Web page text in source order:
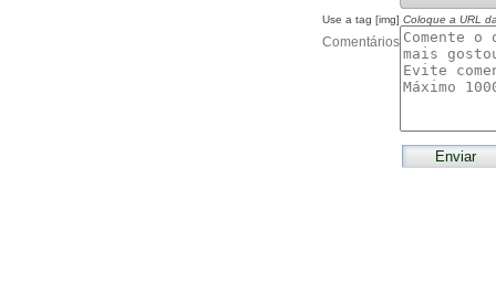
Use a tag [img] Coloque a URL
Comentários